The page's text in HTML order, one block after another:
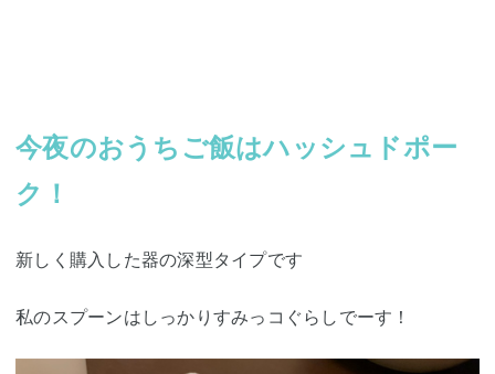
今夜のおうちご飯はハッシュドポー
ク！
新しく購入した器の深型タイプです
私のスプーンはしっかりすみっコぐらしでーす！